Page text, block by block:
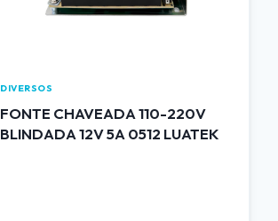
DIVERSOS
FONTE CHAVEADA 110-220V
BLINDADA 12V 5A 0512 LUATEK